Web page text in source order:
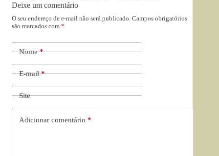
Deixe um comentário
O seu endereço de e-mail não será publicado. Campos obrigatórios
são marcados com *
Nome*
E-mail*
Site
Adicionar comentário *